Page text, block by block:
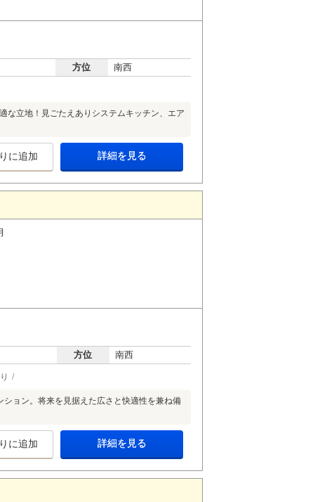
方位 南西
な立地！見ごたえありシステムキッチン、エア
に追加 詳細を見る
方位 南西
ョン。将来を見据えた広さと快適性を兼ね備
に追加 詳細を見る